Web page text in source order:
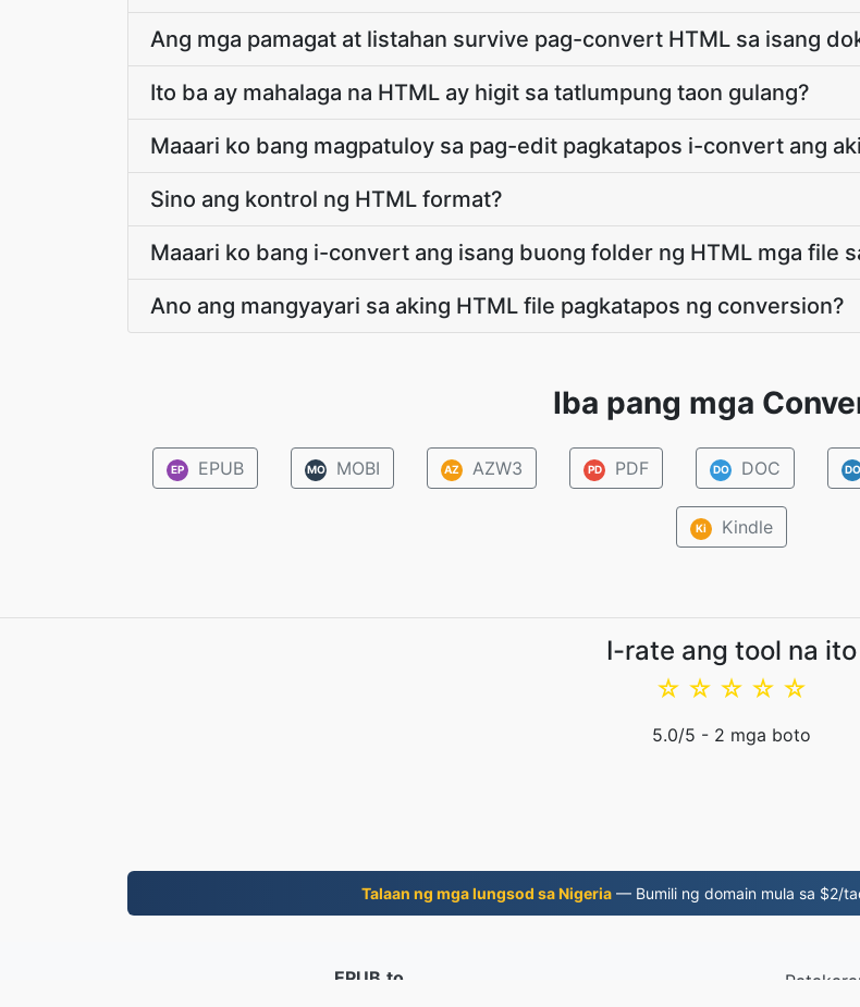
Ang mga pamagat at listahan survive pag-convert HTML sa isang
Ito ba ay mahalaga na HTML ay higit sa tatlumpung taon gulang?
Maaari ko bang magpatuloy sa pag-edit pagkatapos i-convert ang
Sino ang kontrol ng HTML format?
Maaari ko bang i-convert ang isang buong folder ng HTML mga file
Ano ang mangyayari sa aking HTML file pagkatapos ng conversion?
Iba pang mga
EP EPUB MO MOBI AZ AZW3 PD PDF DO DOC DO
Ki Kindle
I-rate ang tool na ito
☆
☆
☆
☆
☆
5.0/5 - 2 mga boto
Talaan ng mga lungsod sa Nigeria — Bumili ng domain mula sa $2/
EPUB.to